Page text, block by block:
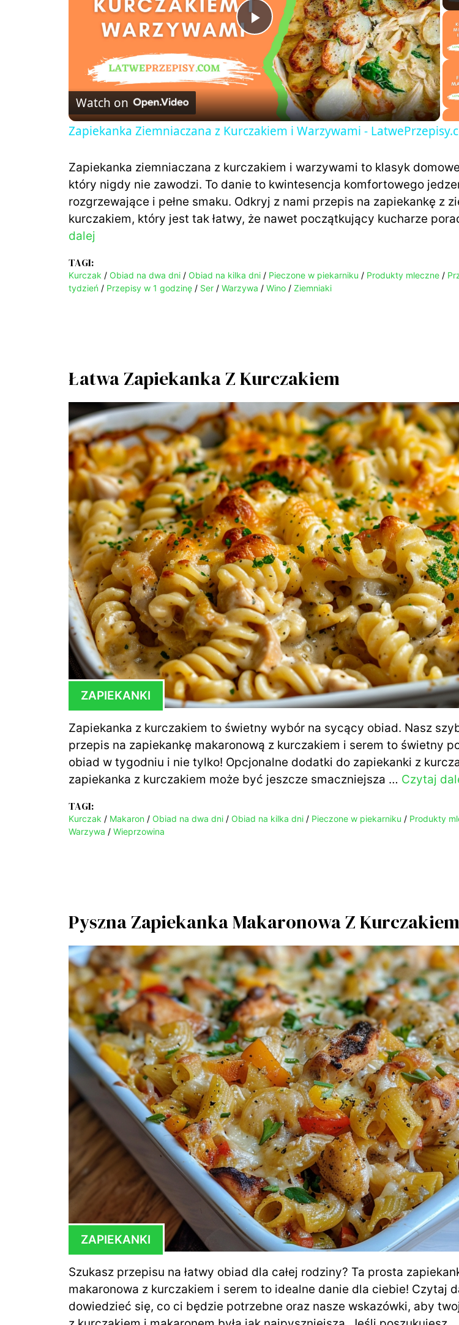
P
l
a
V
i
e
Watch on
Zapiekanka Ziemniaczana z Kurczakiem i Warzywami -
Zapiekanka ziemniaczana z kurczakiem i warzywami to klasyk
który nigdy nie zawodzi. To danie to kwintesencja komfortowego
rozgrzewające i pełne smaku. Odkryj z nami przepis na zapiekankę z
kurczakiem, który jest tak łatwy, że nawet początkujący kucharze
dalej
TAGI:
Kurczak / Obiad na dwa dni / Obiad na kilka dni / Pieczone w piekarniku / Produkty mleczne /
tydzień / Przepisy w 1 godzinę / Ser / Warzywa / Wino / Ziemniaki
Łatwa Zapiekanka Z Kurczakiem
ZAPIEKANKI
Zapiekanka z kurczakiem to świetny wybór na sycący obiad. Nasz
przepis na zapiekankę makaronową z kurczakiem i serem to świetny
obiad w tygodniu i nie tylko! Opcjonalne dodatki do zapiekanki z
zapiekanka z kurczakiem może być jeszcze smaczniejsza … Czytaj
TAGI:
Kurczak / Makaron / Obiad na dwa dni / Obiad na kilka dni / Pieczone w piekarniku / Produkty
Warzywa / Wieprzowina
Pyszna Zapiekanka Makaronowa Z
ZAPIEKANKI
Szukasz przepisu na łatwy obiad dla całej rodziny? Ta prosta
makaronowa z kurczakiem i serem to idealne danie dla ciebie! Czytaj
dowiedzieć się, co ci będzie potrzebne oraz nasze wskazówki, aby